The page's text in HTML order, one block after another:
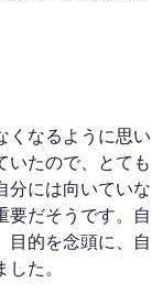
くなるように思い
いたので、とても
分には向いていな
要だそうです。自
目的を念頭に、自
た。